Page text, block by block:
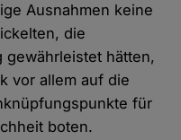
Ausnahmen keine
die
gewährleistet hätten,
vor allem auf die
für
boten.